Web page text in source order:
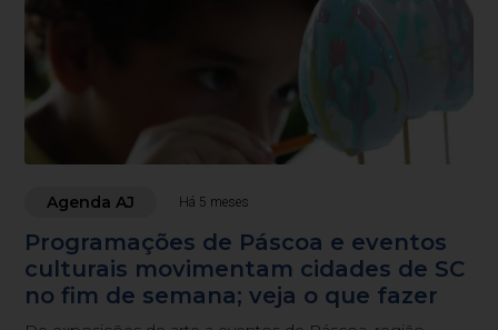
Agenda AJ Há 5 meses
Programações de Páscoa e eventos
culturais movimentam cidades de SC
no fim de semana; veja o que fazer